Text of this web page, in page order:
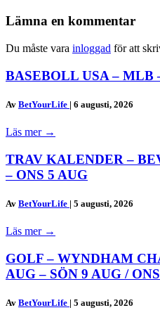
Lämna en kommentar
Du måste vara inloggad för att
BASEBOLL USA – MLB
Av BetYourLife | 6 augusti, 2026
Läs mer →
TRAV KALENDER –
– ONS 5 AUG
Av BetYourLife | 5 augusti, 2026
Läs mer →
GOLF – WYNDHAM
AUG – SÖN 9 AUG /
Av BetYourLife | 5 augusti, 2026